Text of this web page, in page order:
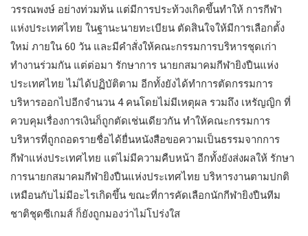
วรรณพงษ์ อย่างท่วมท้น แต่มีการประท้วงเกิดขึ้นทำให้ การกีฬา
แห่งประเทศไทย ในฐานะนายทะเบียน ตัดสินใจให้มีการเลือกตั้ง
ใหม่ ภายใน 60 วัน และมีคำสั่งให้คณะกรรมการบริหารชุดเก่า
ทำงานร่วมกัน แต่ต่อมา รักษาการ นายกสมาคมกีฬายิงปืนแห่ง
ประเทศไทย ไม่ได้ปฏิบัติตาม อีกทั้งยังได้ทำการตัดกรรมการ
บริหารออกไปอีกจำนวน 4 คนโดยไม่มีเหตุผล รวมถึง เหรัญญิก ที่
ควบคุมเรื่องการเงินก็ถูกตัดเช่นเดียวกัน ทำให้คณะกรรมการ
บริหารที่ถูกถอดรายชื่อได้ยื่นหนังสือขอความเป็นธรรมจากการ
กีฬาแห่งประเทศไทย แต่ไม่มีความคืบหน้า อีกทั้งยังส่งผลให้ รักษา
การนายกสมาคมกีฬายิงปืนแห่งประเทศไทย บริหารงานตามปกติ
เหมือนกับไม่มีอะไรเกิดขึ้น ขณะที่การคัดเลือกนักกีฬายิงปืนทีม
ชาติชุดซีเกมส์ ก็ยังถูกมองว่าไม่โปร่งใส